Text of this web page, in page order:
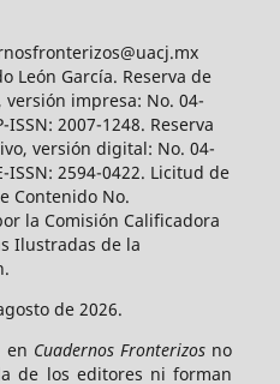
León García. Reserva de
versión impresa: No. 04-
ISSN: 2007-1248. Reserva
versión digital: No. 04-
ISSN: 2594-0422. Licitud de
Contenido No.
la Comisión Calificadora
Ilustradas de la
de 2026.
en Cuadernos Fronterizosno
de los editores ni forman